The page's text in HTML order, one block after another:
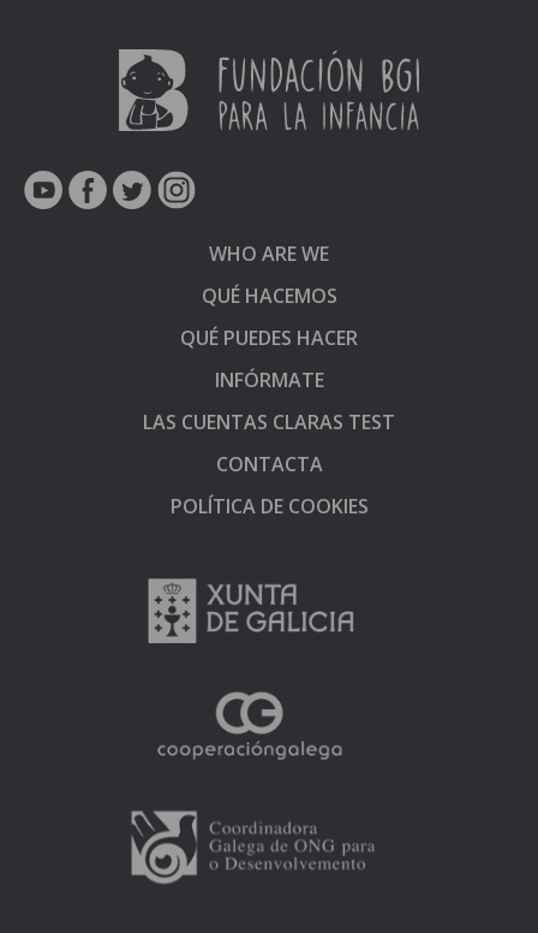
WHO ARE WE
QUÉ HACEMOS
QUÉ PUEDES HACER
INFÓRMATE
LAS CUENTAS CLARAS TEST
CONTACTA
POLÍTICA DE COOKIES